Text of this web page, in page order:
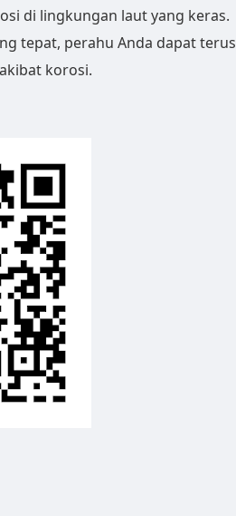
di lingkungan laut yang keras.
tepat, perahu Anda dapat terus
korosi.